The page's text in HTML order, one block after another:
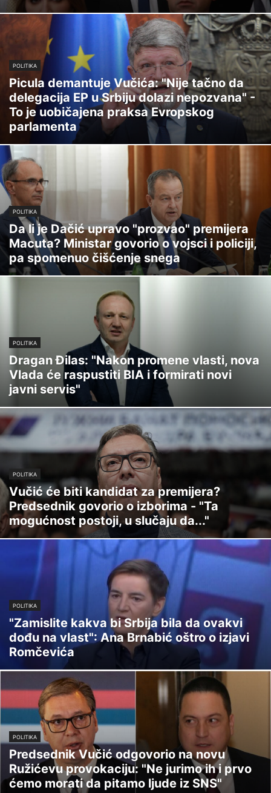
POLITIKA
Picula demantuje Vučića: "Nije tačno da
delegacija EP u Srbiju dolazi nepozvana" -
To je uobičajena praksa Evropskog
parlamenta
POLITIKA
Da li je Dačić upravo "prozvao" premijera
Macuta? Ministar govorio o vojsci i policiji,
pa spomenuo čišćenje snega
POLITIKA
Dragan Đilas: "Nakon promene vlasti, nova
Vlada će raspustiti BIA i formirati novi
javni servis"
POLITIKA
Vučić će biti kandidat za premijera?
Predsednik govorio o izborima - "Ta
mogućnost postoji, u slučaju da..."
POLITIKA
"Zamislite kakva bi Srbija bila da ovakvi
dođu na vlast": Ana Brnabić oštro o izjavi
Romčevića
POLITIKA
Predsednik Vučić odgovorio na novu
Ružićevu provokaciju: "Ne jurimo ih i prvo
ćemo morati da pitamo ljude iz SNS"